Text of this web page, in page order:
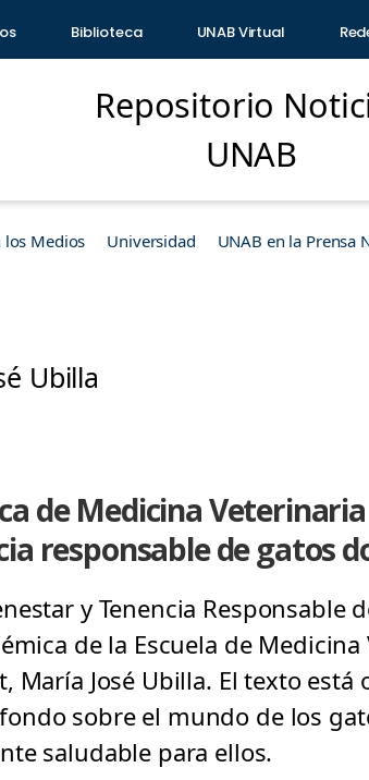
Biblioteca UNAB Virtual
Repositorio
UNAB
los Medios Universidad UNAB en la Prensa
Ubilla
de Medicina
responsable de gatos
y Tenencia Responsable
de la Escuela de
María José Ubilla. El texto
sobre el mundo de los
saludable para ellos.